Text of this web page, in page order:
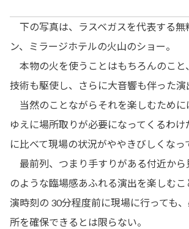
下の写真は、ラスベガスを代表する無
ン、ミラージホテルの火山のショー。
本物の火を使うことはもちろんのこと
技術も駆使し、さらに大音響も伴った演
当然のことながらそれを楽しむために
ゆえに場所取りが必要になってくるわ
に比べて現場の状況がややきびしくなっ
最前列、つまり手すりがある付近から
のような臨場感あふれる演出を楽しむ
演時刻の 30分程度前に現場に行っても
所を確保できるとは限らない。